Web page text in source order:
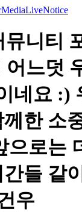
MediaLiveNotice
뮤니티
느덧
네요 :)
한 소
으로는
들 같
우